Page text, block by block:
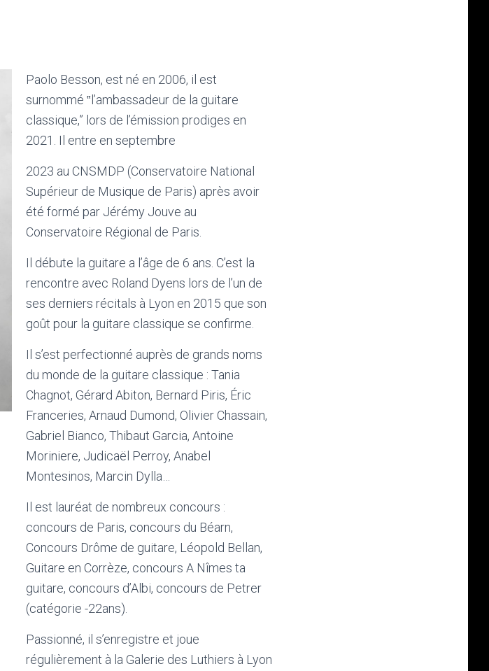
Paolo Besson, est né en 2006, il est
surnommé ‟l’ambassadeur de la guitare
classique,” lors de l’émission prodiges en
2021. Il entre en septembre
2023 au CNSMDP (Conservatoire National
Supérieur de Musique de Paris) après avoir
été formé par Jérémy Jouve au
Conservatoire Régional de Paris.
Il débute la guitare a l’âge de 6 ans. C’est la
rencontre avec Roland Dyens lors de l’un de
ses derniers récitals à Lyon en 2015 que son
goût pour la guitare classique se confirme.
Il s’est perfectionné auprès de grands noms
du monde de la guitare classique : Tania
Chagnot, Gérard Abiton, Bernard Piris, Éric
Franceries, Arnaud Dumond, Olivier Chassain,
Gabriel Bianco, Thibaut Garcia, Antoine
Moriniere, Judicaël Perroy, Anabel
Montesinos, Marcin Dylla…
Il est lauréat de nombreux concours :
concours de Paris, concours du Béarn,
Concours Drôme de guitare, Léopold Bellan,
Guitare en Corrèze, concours A Nîmes ta
guitare, concours d’Albi, concours de Petrer
(catégorie -22ans).
Passionné, il s’enregistre et joue
régulièrement à la Galerie des Luthiers à Lyon